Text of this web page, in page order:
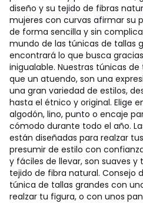
diseño y su tejido de fibras
mujeres con curvas afirmar su
de forma sencilla y sin
mundo de las túnicas de tallas
encontrará lo que busca
inigualable. Nuestras túnicas
que un atuendo, son una
una gran variedad de estilos,
hasta el étnico y original. Elige
algodón, lino, punto o encaje
cómodo durante todo el año.
están diseñadas para realzar
presumir de estilo con
y fáciles de llevar, son suaves y
tejido de fibra natural. Consejo
túnica de tallas grandes con
realzar tu figura, o con unos